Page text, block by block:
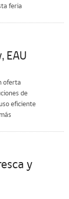
feria
EAU
oferta
de
eficiente
y